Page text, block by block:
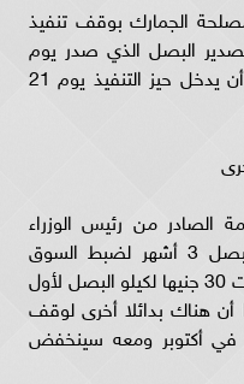
من مصلحة الجمارك بوقف تنفيذ
البصل الذي صدر يوم
الأربعاء الماضي، وكان من المنتظر أن يدخل حيز التنفيذ يوم 21
الصادر من رئيس الوزراء
مصطفى مدبولي، بحظر تصدير البصل 3 أشهر لضبط السوق
المحلي والأسعار المرتفعة التي تخطت 30 جنيها لكيلو البصل لأول
هناك بدائلا أخرى لوقف
في أكتوبر ومعه سينخفض